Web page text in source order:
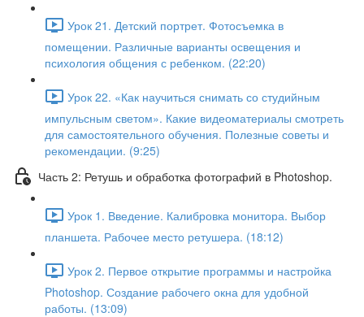
Урок 21. Детский портрет. Фотосъемка в
помещении. Различные варианты освещения и
психология общения с ребенком. (22:20)
Урок 22. «Как научиться снимать со студийным
импульсным светом». Какие видеоматериалы смотреть
для самостоятельного обучения. Полезные советы и
рекомендации. (9:25)
Часть 2: Ретушь и обработка фотографий в Photoshop.
Урок 1. Введение. Калибровка монитора. Выбор
планшета. Рабочее место ретушера. (18:12)
Урок 2. Первое открытие программы и настройка
Photoshop. Создание рабочего окна для удобной
работы. (13:09)